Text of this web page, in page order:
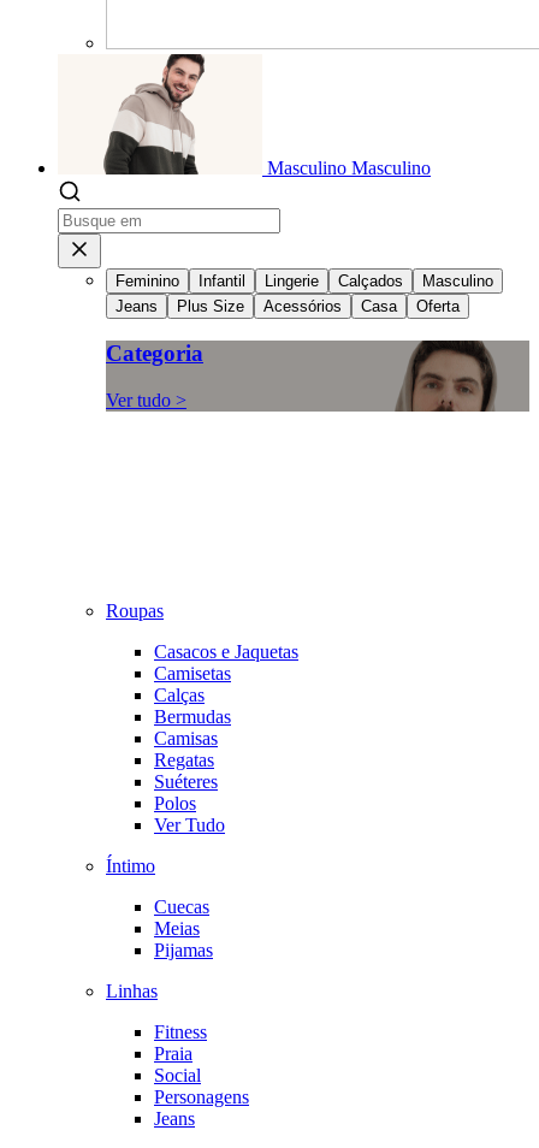
Masculino Masculino
Feminino Infantil Lingerie Calçados
Masculino
Jeans
Plus Size Acessórios Casa Oferta
Categoria
Ver tudo >
Roupas
Casacos e Jaquetas
Camisetas
Calças
Bermudas
Camisas
Regatas
Suéteres
Polos
Ver Tudo
Íntimo
Cuecas
Meias
Pijamas
Linhas
Fitness
Praia
Social
Personagens
Jeans